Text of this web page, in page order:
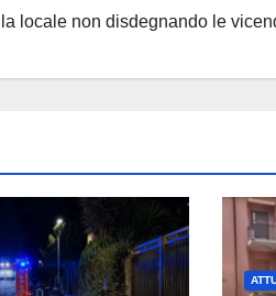
locale non disdegnando le